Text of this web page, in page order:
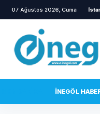
07 Ağustos 2026, Cuma •
İNEGÖL